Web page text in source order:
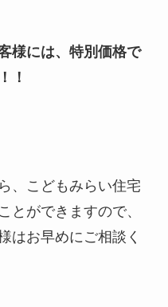
様には、特別価格で
！
、こどもみらい住宅
とができますので、
はお早めにご相談く